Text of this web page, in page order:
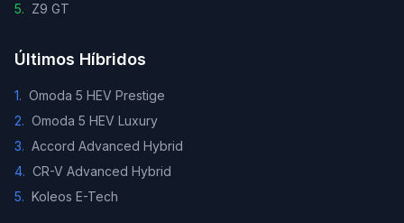
5. Z9 GT
Últimos Híbridos
1. Omoda 5 HEV Prestige
2. Omoda 5 HEV Luxury
3. Accord Advanced Hybrid
4. CR-V Advanced Hybrid
5. Koleos E-Tech